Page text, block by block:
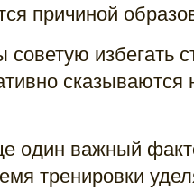
причиной
советую избегать
сказываются
один важный
тренировки